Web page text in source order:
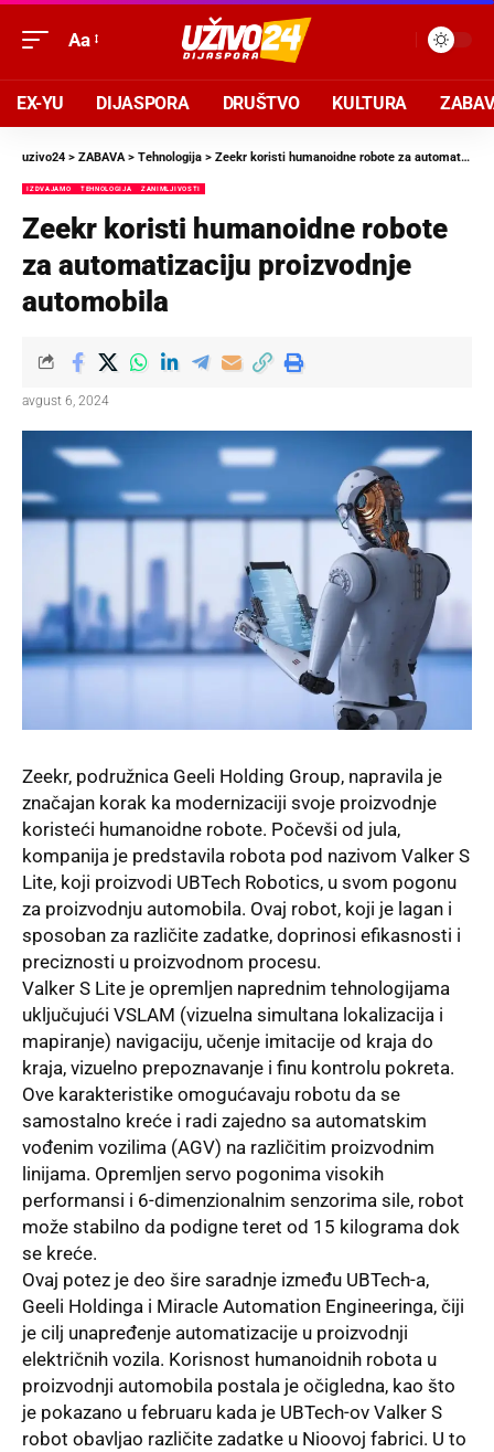
Aa
EX-YU DIJASPORA DRUŠTVO KULTURA
uzivo24 > ZABAVA> Tehnologija > Zeekr koristi humanoidne robote za automatizaciju proizvodnje automobila
IZDVAJAMO TEHNOLOGIJA ZANIMLJIVOSTI
Zeekr koristi humanoidne robote
za automatizaciju proizvodnje
automobila
avgust 6, 2024
Zeekr, podružnica Geeli Holding Group, napravila je
značajan korak ka modernizaciji svoje proizvodnje
koristeći humanoidne robote. Počevši od jula,
kompanija je predstavila robota pod nazivom Valker S
Lite, koji proizvodi UBTech Robotics, u svom pogonu
za proizvodnju automobila. Ovaj robot, koji je lagan i
sposoban za različite zadatke, doprinosi efikasnosti i
preciznosti u proizvodnom procesu.
Valker S Lite je opremljen naprednim tehnologijama
uključujući VSLAM (vizuelna simultana lokalizacija i
mapiranje) navigaciju, učenje imitacije od kraja do
kraja, vizuelno prepoznavanje i finu kontrolu pokreta.
Ove karakteristike omogućavaju robotu da se
samostalno kreće i radi zajedno sa automatskim
vođenim vozilima (AGV) na različitim proizvodnim
linijama. Opremljen servo pogonima visokih
performansi i 6-dimenzionalnim senzorima sile, robot
može stabilno da podigne teret od 15 kilograma dok
se kreće.
Ovaj potez je deo šire saradnje između UBTech-a,
Geeli Holdinga i Miracle Automation Engineeringa, čiji
je cilj unapređenje automatizacije u proizvodnji
električnih vozila. Korisnost humanoidnih robota u
proizvodnji automobila postala je očigledna, kao što
je pokazano u februaru kada je UBTech-ov Valker S
robot obavljao različite zadatke u Nioovoj fabrici. U to